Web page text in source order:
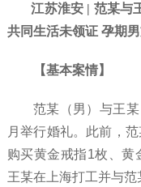
江苏淮安 | 范某与
共同生活未领证 孕期
【基本案情】
范某（男）与王
月举行婚礼。此前，
购买黄金戒指1枚、黄
王某在上海打工并与